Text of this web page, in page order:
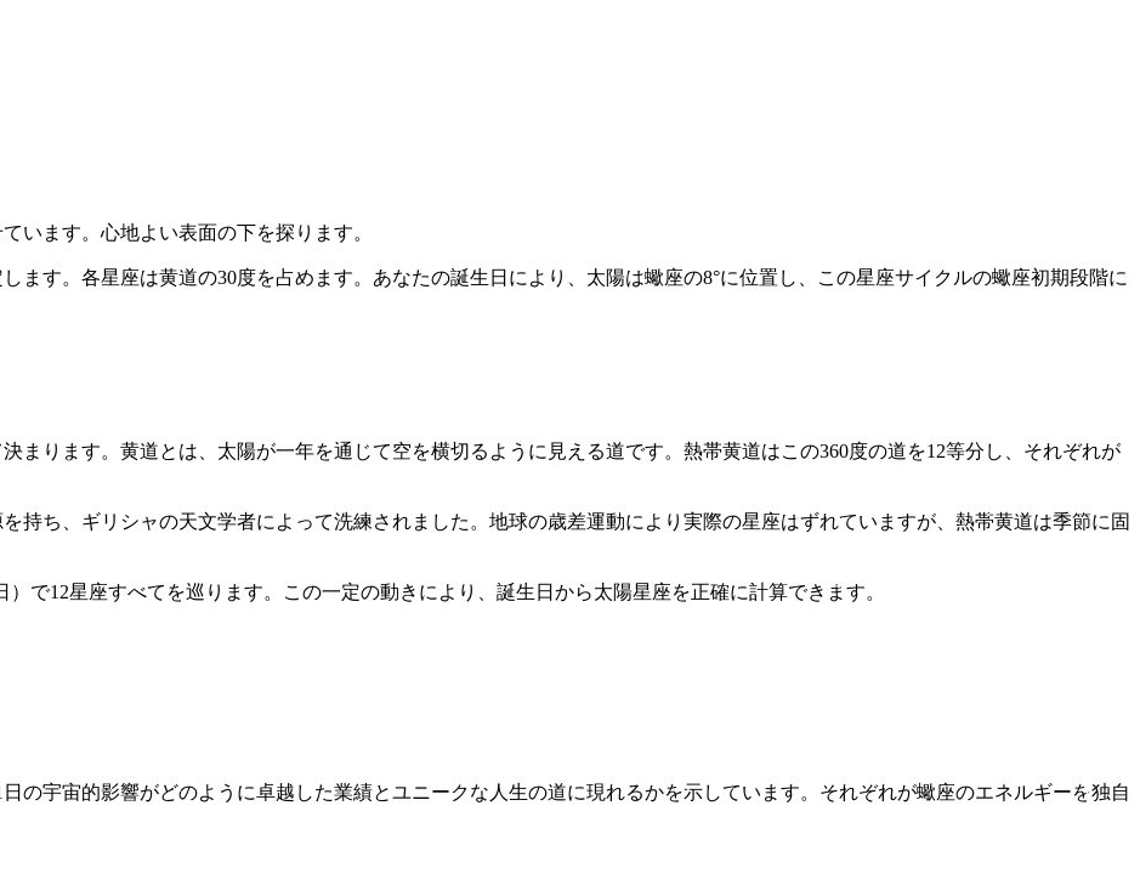
います。心地よい表面の下を探ります。
ます。各星座は黄道の30度を占めます。あなたの誕生日により、太陽は蠍座の8°に位置し、この星座サイクルの蠍座初期段階に
まります。黄道とは、太陽が一年を通じて空を横切るように見える道です。熱帯黄道はこの360度の道を12等分し、それぞれが
持ち、ギリシャの天文学者によって洗練されました。地球の歳差運動により実際の星座はずれていますが、熱帯黄道は季節に固
）で12星座すべてを巡ります。この一定の動きにより、誕生日から太陽星座を正確に計算できます。
の宇宙的影響がどのように卓越した業績とユニークな人生の道に現れるかを示しています。それぞれが蠍座のエネルギーを独自